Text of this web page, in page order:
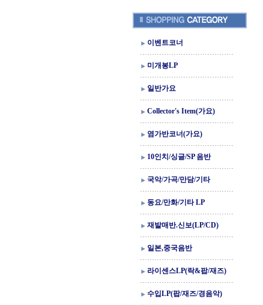
이벤트코너
미개봉LP
일반가요
Collector's Item(가요)
염가반코너(가요)
10인치/싱글/SP 음반
국악/가곡/만담/기타
동요/만화/기타 LP
재발매반.신보(LP/CD)
일본,중국음반
라이센스LP(락&팝/재즈)
수입LP(팝/재즈/경음악)